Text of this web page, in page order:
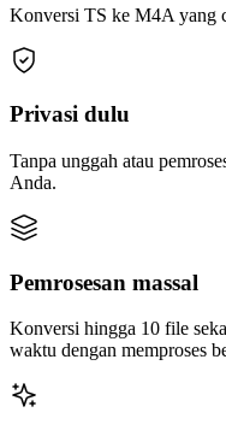
Konversi TS ke M4A yang
Privasi dulu
Tanpa unggah atau
Anda.
Pemrosesan massal
Konversi hingga 10 file
waktu dengan memproses